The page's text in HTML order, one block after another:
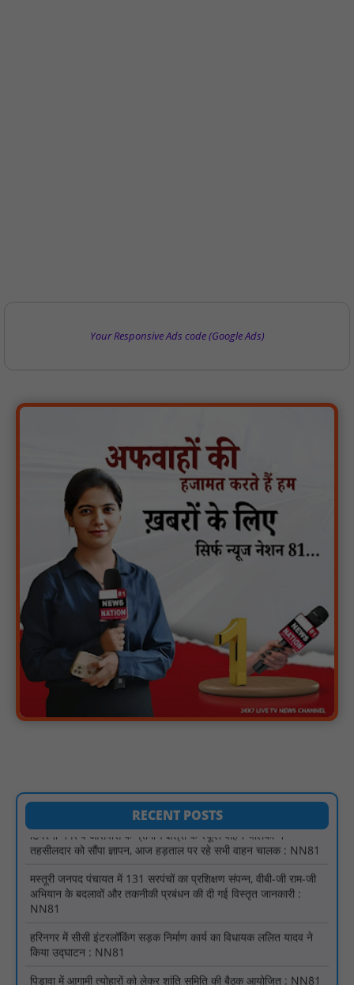
Your Responsive Ads code (Google Ads)
RECENT POSTS
वर्धा में ज़िला परिषद के कर्मचारी चौदह दिनों से हड़ताल पर : NN81
पीएचईडी विभाग मंत्री ने जहाजपुर विधानसभा क्षेत्र में विभिन्न विकास कार्यों का
किया शिलान्यास एवं लोकार्पण : NN81
पारस पोर्टल से होगी योजनाओं की नियमित समीक्षा, मुख्यमंत्री विष्णुदेव साय ने
दिए समयबद्ध क्रियान्वयन के निर्देश : NN81
सोलर हाई मास्ट से रोशन हो रहे वनांचल के गांव, नियद नेल्लानार ग्रामों में बढ़ी
सुरक्षा और सुविधा : NN81
सरस्वती साइकिल योजना के तहत 18 छात्राओं को साइकिल वितरण, 'एक पेड़
टिमरनी नगर व आसपास के ग्रामीण क्षेत्रों के स्कूल वाहन चालकों ने
तहसीलदार को सौंपा ज्ञापन, आज हड़ताल पर रहे सभी वाहन चालक : NN81
मस्तूरी जनपद पंचायत में 131 सरपंचों का प्रशिक्षण संपन्न, वीबी-जी राम-जी
अभियान के बदलावों और तकनीकी प्रबंधन की दी गई विस्तृत जानकारी :
NN81
हरिनगर में सीसी इंटरलॉकिंग सड़क निर्माण कार्य का विधायक ललित यादव ने
पिड़ावा में आगामी त्योहारों को लेकर शांति समिति की बैठक आयोजित : NN81
वर्धा में ज़िला परिषद के कर्मचारी चौदह दिनों से हड़ताल पर : NN81